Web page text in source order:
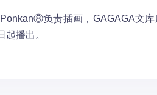
负责插画，GAGAGA文库
播出。